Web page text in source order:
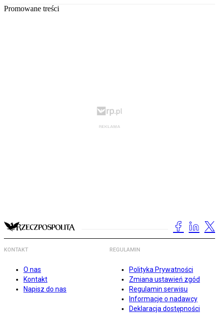
Promowane treści
KONTAKT
O nas
Kontakt
Napisz do nas
REGULAMIN
Polityka Prywatności
Zmiana ustawień zgód
Regulamin serwisu
Informacje o nadawcy
Deklaracja dostępności